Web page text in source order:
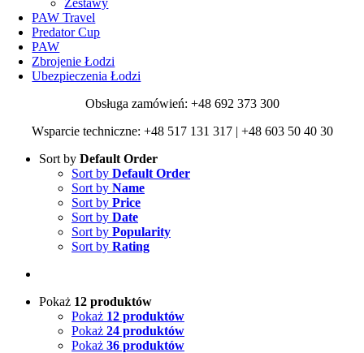
Zestawy
PAW Travel
Predator Cup
PAW
Zbrojenie Łodzi
Ubezpieczenia Łodzi
Obsługa zamówień: +48 692 373 300
Wsparcie techniczne: +48 517 131 317 | +48 603 50 40 30
Sort by Default Order
Sort by Default Order
Sort by Name
Sort by Price
Sort by Date
Sort by Popularity
Sort by Rating
Pokaż 12 produktów
Pokaż 12 produktów
Pokaż 24 produktów
Pokaż 36 produktów